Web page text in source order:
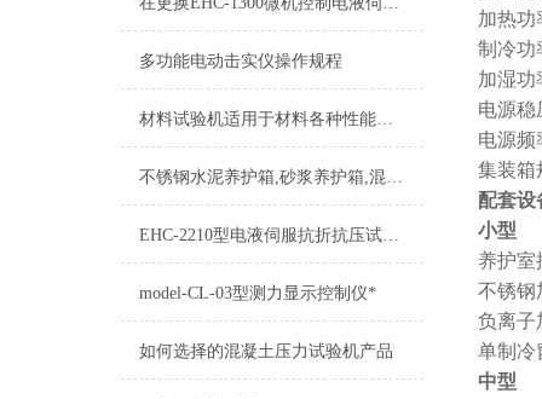
多功能电动击实仪操作规程
材料试验机适用于材料各种性能的检测！
不锈钢水泥养护箱,砂浆养护箱,混凝土恒温恒湿箱
EHC-2210型电液伺服抗折抗压试验机测控系统维修方法
model-CL-03型测力显示控制仪*
如何选择的混凝土压力试验机产品
加热功
制冷功
加湿功
电源稳
电源频
集装箱
配套设
小型
养护室
不锈钢
负离子
单制冷
中型